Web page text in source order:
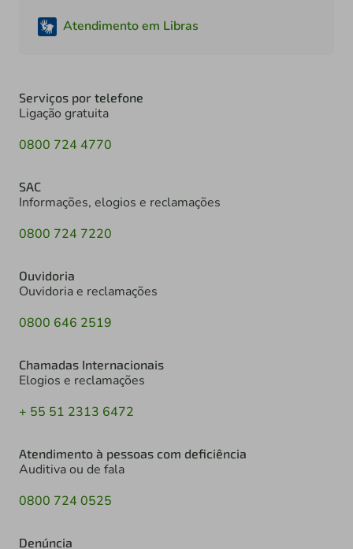
Atendimento em Libras
Serviços por telefone
Ligação gratuita
0800 724 4770
SAC
Informações, elogios e reclamações
0800 724 7220
Ouvidoria
Ouvidoria e reclamações
0800 646 2519
Chamadas Internacionais
Elogios e reclamações
+ 55 51 2313 6472
Atendimento à pessoas com deficiência
Auditiva ou de fala
0800 724 0525
Denúncia